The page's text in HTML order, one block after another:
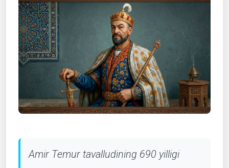
Amir Temur tavalludining 690 yilligi